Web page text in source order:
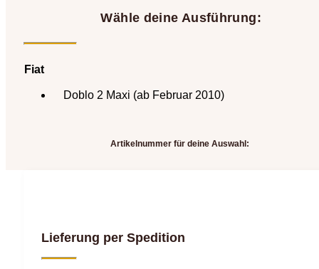
Wähle deine Ausführung:
Fiat
Doblo 2 Maxi (ab Februar 2010)
Artikelnummer für deine Auswahl:
Lieferung per Spedition